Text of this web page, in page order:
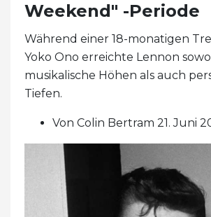
Weekend" -Periode
Während einer 18-monatigen
Yoko Ono erreichte Lennon
musikalische Höhen als auch
Tiefen.
Von Colin Bertram 21. Juni